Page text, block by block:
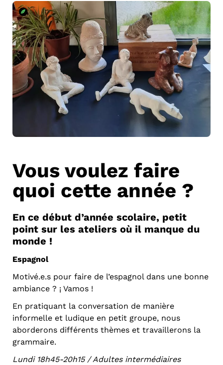
Vous voulez faire
quoi cette année ?
En ce début d’année scolaire, petit
point sur les ateliers où il manque du
monde !
Espagnol
Motivé.e.s pour faire de l’espagnol dans une bonne
ambiance ? ¡ Vamos !
En pratiquant la conversation de manière
informelle et ludique en petit groupe, nous
aborderons différents thèmes et travaillerons la
grammaire.
Lundi 18h45-20h15 / Adultes intermédiaires